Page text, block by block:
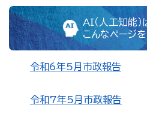
AI（人工知能）
こんなページ
令和6年5月市政報告
令和7年5月市政報告